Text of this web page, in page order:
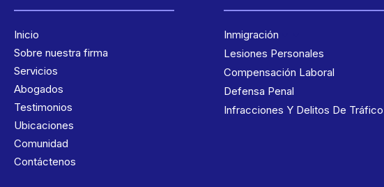
Inicio
Sobre nuestra firma
Servicios
Abogados
Testimonios
Ubicaciones
Comunidad
Contáctenos
Inmigración
Lesiones Personales
Compensación Laboral
Defensa Penal
Infracciones Y Delitos De Tráfico